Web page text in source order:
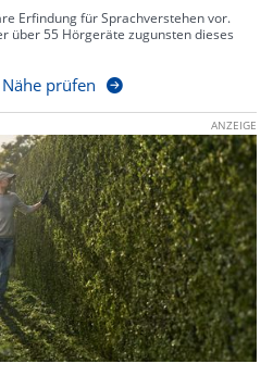
Erfindung für Sprachverstehen vor.
über 55 Hörgeräte zugunsten dieses
prüfen
ANZEIGE